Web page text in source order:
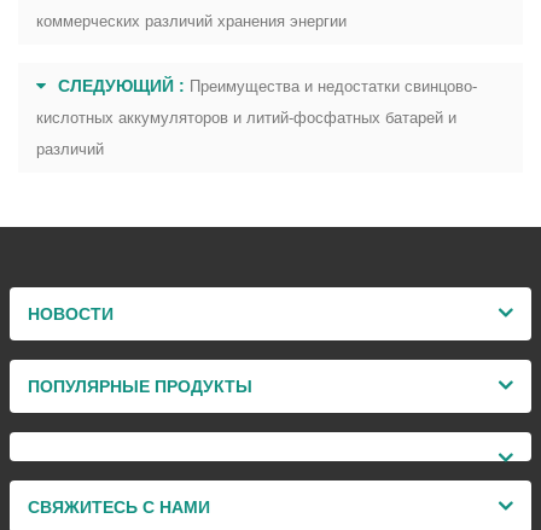
коммерческих различий хранения энергии
СЛЕДУЮЩИЙ : Преимущества и недостатки свинцово-
кислотных аккумуляторов и литий-фосфатных батарей и
различий
НОВОСТИ
ПОПУЛЯРНЫЕ ПРОДУКТЫ
СВЯЖИТЕСЬ С НАМИ